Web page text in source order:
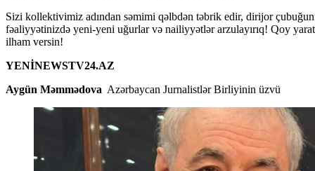
Sizi kollektivimiz adından səmimi qəlbdən təbrik edir, dirijor
fəaliyyətinizdə yeni-yeni uğurlar və nailiyyətlər arzulayırıq! Qoy
ilham versin!
YENİNEWSTV24.AZ
Aygün Məmmədova Azərbaycan Jurnalistlər Birliyinin üzvü